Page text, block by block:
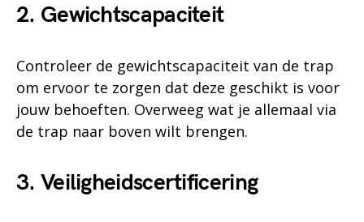
2. Gewichtscapaciteit
Controleer de gewichtscapaciteit van de trap
om ervoor te zorgen dat deze geschikt is voor
jouw behoeften. Overweeg wat je allemaal via
de trap naar boven wilt brengen.
3. Veiligheidscertificering